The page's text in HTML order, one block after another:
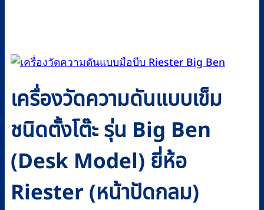
เครื่องวัดความดันแบบเข็ม
ชนิดตั้งโต๊ะ รุ่น Big Ben
(Desk Model) ยี่ห้อ
Riester (หน้าปัดกลม)